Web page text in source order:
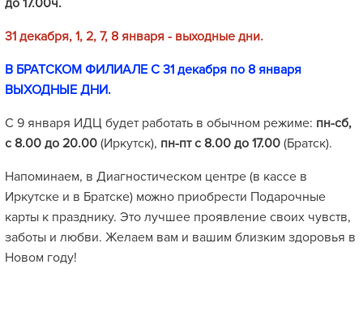
до 17.00ч.
31 декабря, 1, 2, 7, 8 января - выходные дни.
В БРАТСКОМ ФИЛИАЛЕ С 31 декабря по 8 января
ВЫХОДНЫЕ ДНИ.
С 9 января ИДЦ будет работать в обычном режиме: пн-сб,
с 8.00 до 20.00 (Иркутск), пн-пт с 8.00 до 17.00 (Братск).
Напоминаем, в Диагностическом центре (в кассе в
Иркутске и в Братске) можно приобрести Подарочные
карты к празднику. Это лучшее проявление своих чувств,
заботы и любви. Желаем вам и вашим близким здоровья в
Новом году!